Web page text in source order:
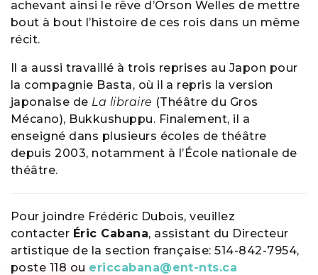
achevant ainsi le rêve d’Orson Welles de mettre
bout à bout l’histoire de ces rois dans un même
récit.
Il a aussi travaillé à trois reprises au Japon pour
la compagnie Basta, où il a repris la version
japonaise de La libraire (Théâtre du Gros
Mécano), Bukkushuppu. Finalement, il a
enseigné dans plusieurs écoles de théâtre
depuis 2003, notamment à l’École nationale de
théâtre.
Pour joindre Frédéric Dubois, veuillez
contacter Éric Cabana, assistant du Directeur
artistique de la section française: 514-842-7954,
poste 118 ou ericcabana@ent-nts.ca